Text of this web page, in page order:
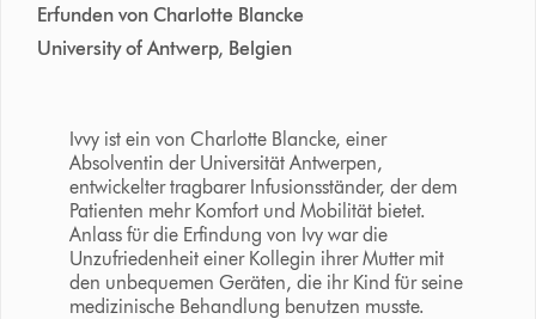
Erfunden von Charlotte Blancke
University of Antwerp, Belgien
Ivvy ist ein von Charlotte Blancke, einer
Absolventin der Universität Antwerpen,
entwickelter tragbarer Infusionsständer, der dem
Patienten mehr Komfort und Mobilität bietet.
Anlass für die Erfindung von Ivy war die
Unzufriedenheit einer Kollegin ihrer Mutter mit
den unbequemen Geräten, die ihr Kind für seine
medizinische Behandlung benutzen musste.